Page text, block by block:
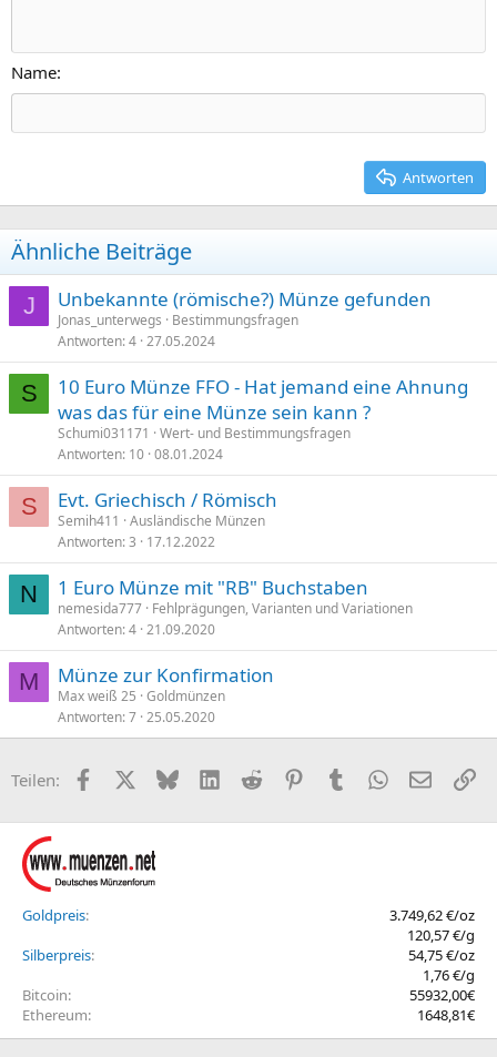
18
22
Tahoma
Times New Roman
Überschrift 2
Überschrift 3
Name
Antworten
Ähnliche Beiträge
J Unbekannte (römische?) Münze gefunden
Jonas_unterwegs
Bestimmungsfragen
Antworten 4 27.05.2024
S
10 Euro Münze FFO - Hat jemand eine Ahnung
was das für eine Münze sein kann ?
Schumi031171
Wert- und Bestimmungsfragen
Antworten 10 08.01.2024
S Evt. Griechisch / Römisch
Semih411
Ausländische Münzen
Antworten 3 17.12.2022
N 1 Euro Münze mit "RB" Buchstaben
nemesida777 Fehlprägungen, Varianten und Variationen
Antworten 4 21.09.2020
M Münze zur Konfirmation
Max weiß 25 Goldmünzen
Antworten 7 25.05.2020
Teilen: FacebookX (Twitter)
BlueskyLinkedIn
Reddit PinterestTumblr WhatsApp
E-Mail
Goldpreis
3.749,62 €/oz
120,57 €/g
Silberpreis
54,75 €/oz
1,76 €/g
Bitcoin
55932,00€
Ethereum
1648,81€